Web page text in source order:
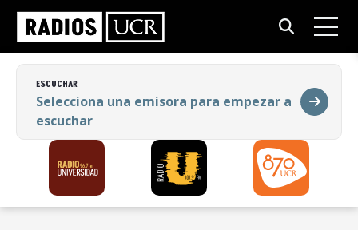
ESCUCHAR
Selecciona una emisora para empezar a
escuchar
ESCUCHAR
Selecciona una emisora para empezar a
escuchar